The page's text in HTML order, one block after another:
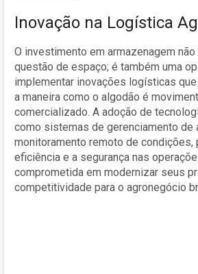
Inovação na Logística
O investimento em armazenagem não
questão de espaço; é também uma
implementar inovações logísticas
a maneira como o algodão é
comercializado. A adoção de
como sistemas de gerenciamento de
monitoramento remoto de condições,
eficiência e a segurança nas
comprometida em modernizar seus
competitividade para o agronegócio